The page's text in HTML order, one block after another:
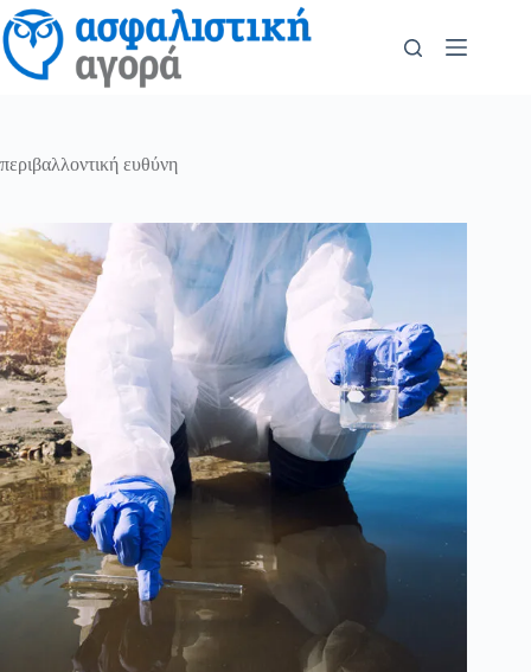
περιβαλλοντική ευθύνη